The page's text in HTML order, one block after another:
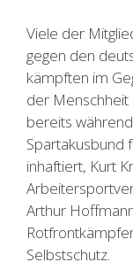
Viele der
gegen den
kämpften im
der Menschheit
bereits
Spartakusbund
inhaftiert, Kurt
Arthur
Selbstschutz.